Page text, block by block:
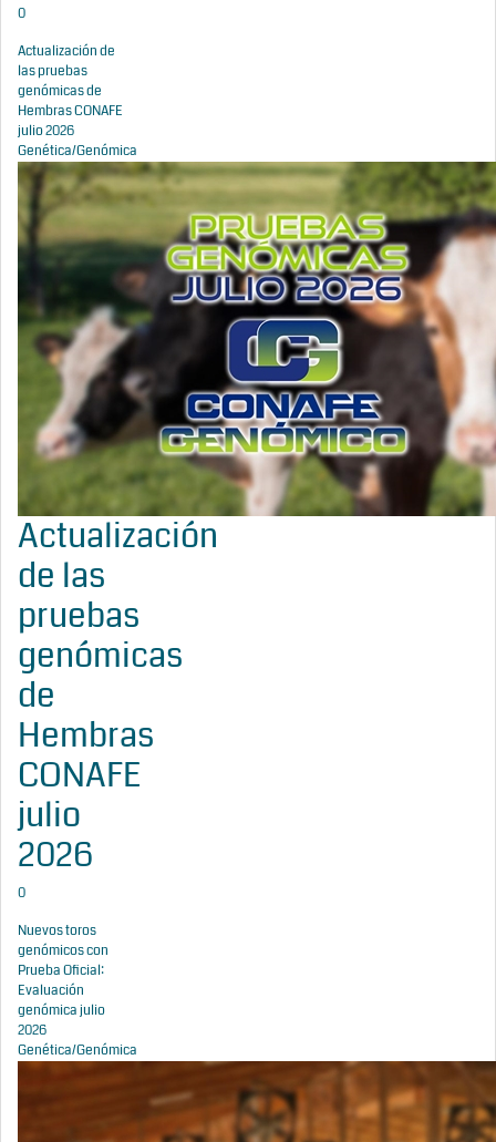
0
Actualización de
las pruebas
genómicas de
Hembras CONAFE
julio 2026
Genética/Genómica
Actualización
de las
pruebas
genómicas
de
Hembras
CONAFE
julio
2026
0
Nuevos toros
genómicos con
Prueba Oficial:
Evaluación
genómica julio
2026
Genética/Genómica